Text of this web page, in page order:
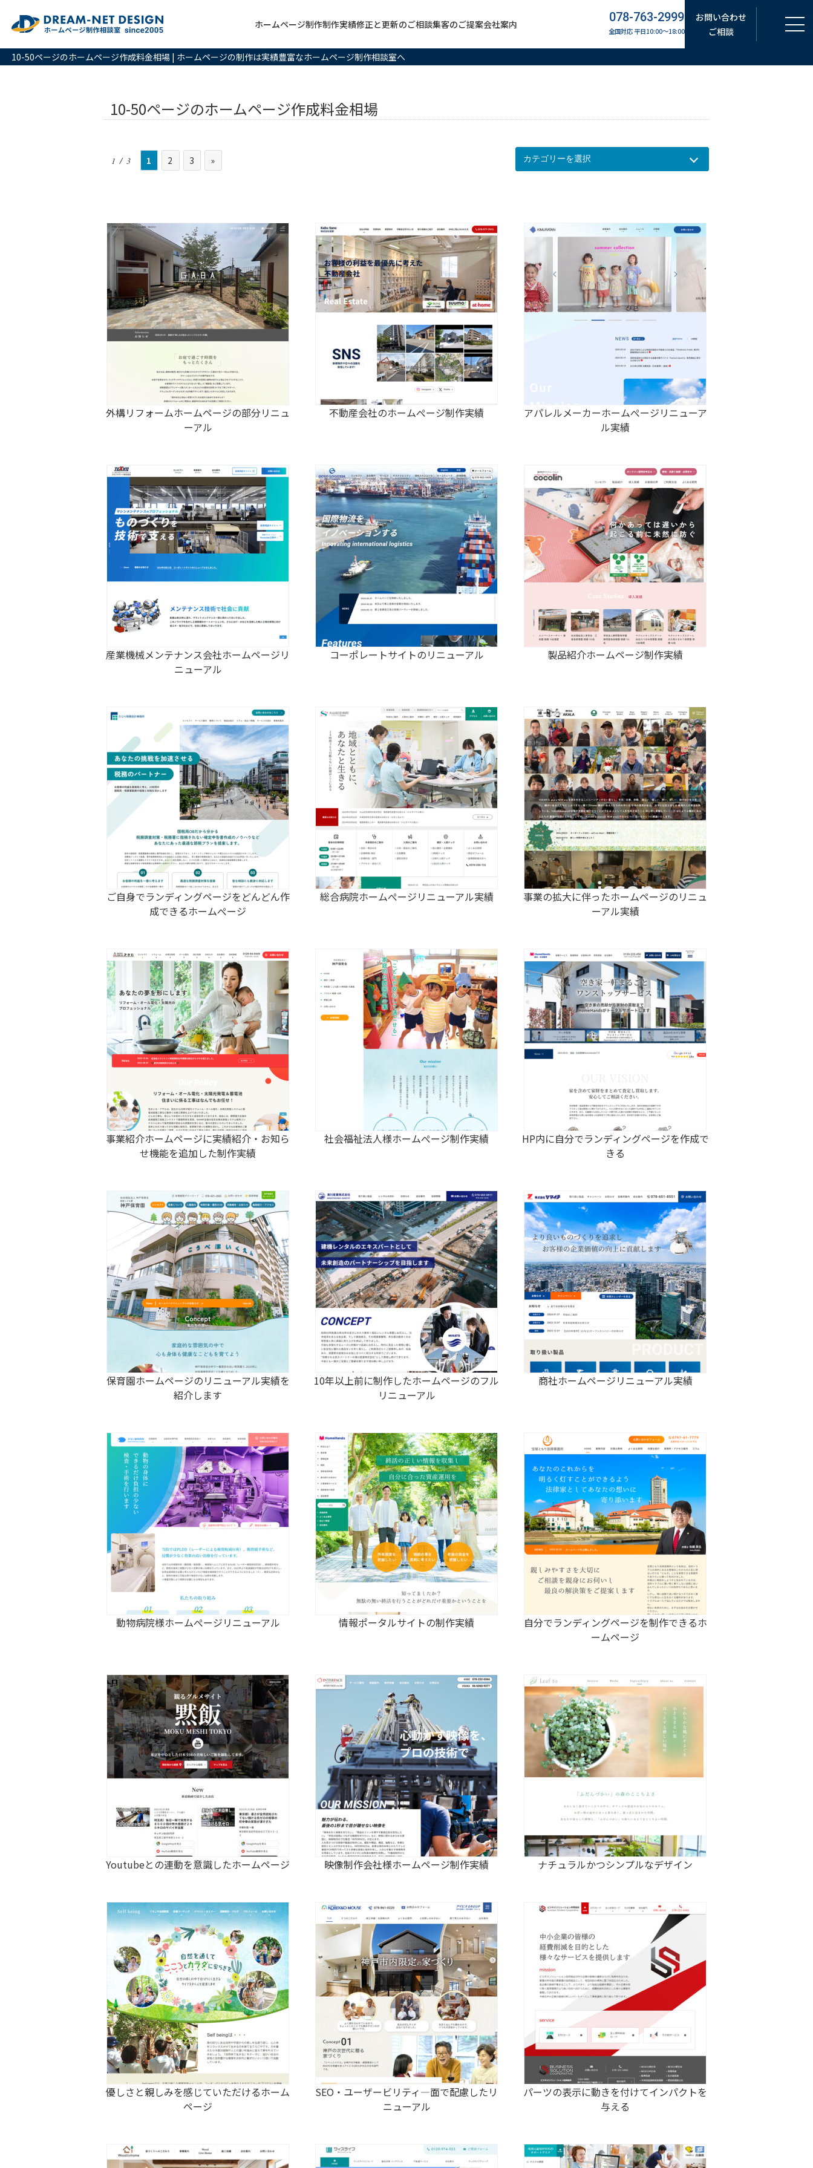
10-50ページのホームページ作成料金相場 | ホームページの制作は実績豊富なホームページ制作相談室へ
ホームページ制作制作実績修正と更新のご相談集客のご提案会社案内 078-763-2999
全国対応 平日10:00～18:00
お問い合わせ
ご相談
10-50ページのホームページ作成料金相場
1 / 3 1 2 3 »
外構リフォームホームページの部分リニュ
ーアル
不動産会社のホームぺージ制作実績
アパレルメーカーホームぺージリニューア
ル実績
産業機械メンテナンス会社ホームページリ
ニューアル
コーポレートサイトのリニューアル 製品紹介ホームページ制作実績
ご自身でランディングページをどんどん作
成できるホームぺージ
総合病院ホームぺージリニューアル実績
事業の拡大に伴ったホームページのリニュ
ーアル実績
事業紹介ホームページに実績紹介・お知ら
せ機能を追加した制作実績
社会福祉法人様ホームぺージ制作実績
HP内に自分でランディングページを作成で
きる
保育園ホームページのリニューアル実績を
紹介します
10年以上前に制作したホームページのフル
リニューアル
商社ホームページリニューアル実績
動物病院様ホームぺージリニューアル 情報ポータルサイトの制作実績
自分でランディングページを制作できるホ
ームページ
Youtubeとの連動を意識したホームページ 映像制作会社様ホームページ制作実績 ナチュラルかつシンプルなデザイン
優しさと親しみを感じていただけるホーム
ページ
SEO・ユーザービリティ―面で配慮したリ
ニューアル
パーツの表示に動きを付けてインパクトを
与える